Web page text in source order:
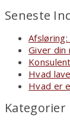
Seneste
Giver din
Hvad
Hvad er
Kategorier